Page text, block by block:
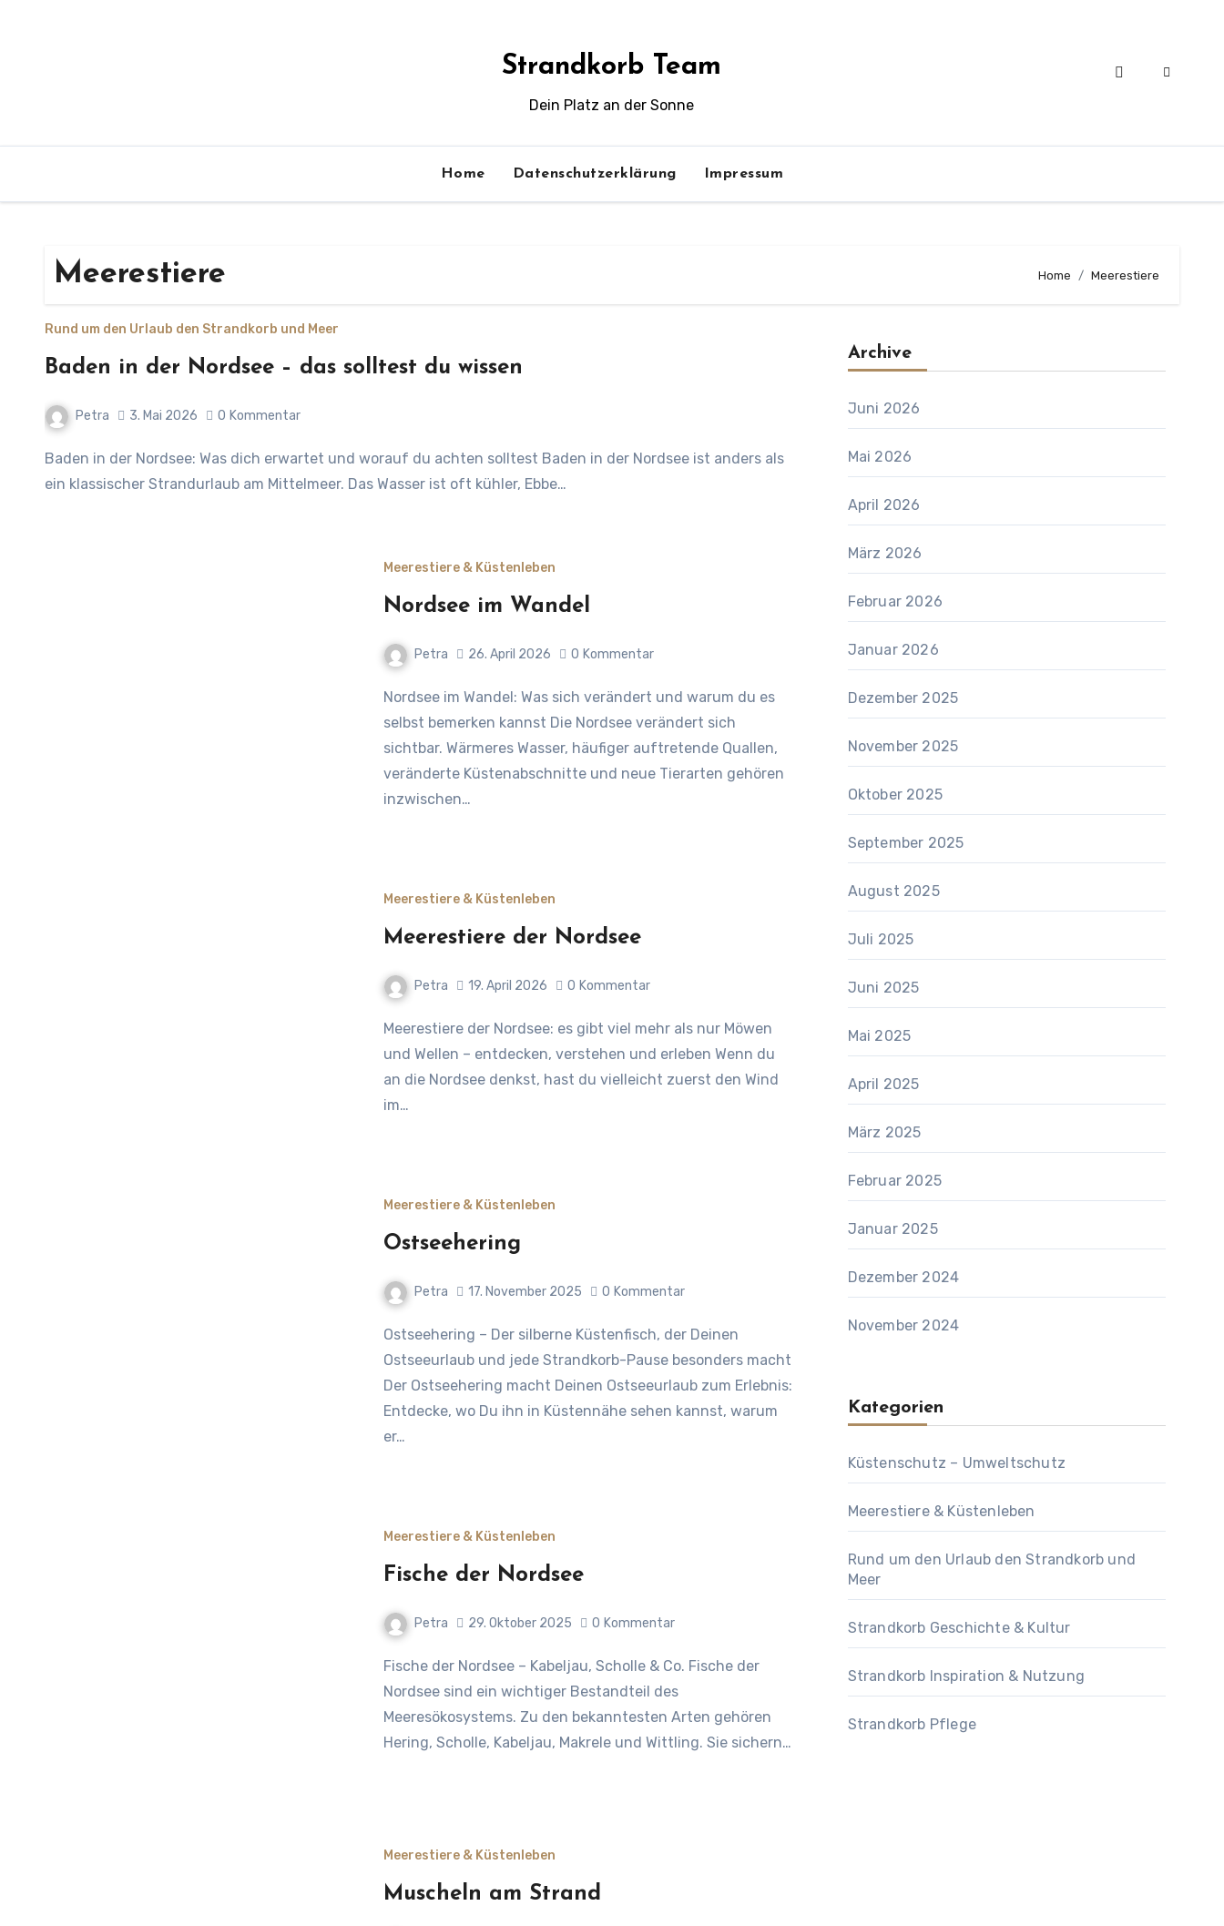
Strandkorb Team
Dein Platz an der Sonne
Home Datenschutzerklärung Impressum
Meerestiere Home Meerestiere
Rund um den Urlaub den Strandkorb und Meer
Baden in der Nordsee – das solltest du wissen
Petra 3. Mai 2026 0 Kommentar
Baden in der Nordsee: Was dich erwartet und worauf du achten solltest Baden in der Nordsee ist anders als
ein klassischer Strandurlaub am Mittelmeer. Das Wasser ist oft kühler, Ebbe…
Meerestiere & Küstenleben
Nordsee im Wandel
Petra 26. April 2026 0 Kommentar
Nordsee im Wandel: Was sich verändert und warum du es
selbst bemerken kannst Die Nordsee verändert sich
sichtbar. Wärmeres Wasser, häufiger auftretende Quallen,
veränderte Küstenabschnitte und neue Tierarten gehören
inzwischen…
Meerestiere & Küstenleben
Meerestiere der Nordsee
Petra 19. April 2026 0 Kommentar
Meerestiere der Nordsee: es gibt viel mehr als nur Möwen
und Wellen – entdecken, verstehen und erleben Wenn du
an die Nordsee denkst, hast du vielleicht zuerst den Wind
im…
Meerestiere & Küstenleben
Ostseehering
Petra 17. November 2025 0 Kommentar
Ostseehering – Der silberne Küstenfisch, der Deinen
Ostseeurlaub und jede Strandkorb-Pause besonders macht
Der Ostseehering macht Deinen Ostseeurlaub zum Erlebnis:
Entdecke, wo Du ihn in Küstennähe sehen kannst, warum
er…
Meerestiere & Küstenleben
Fische der Nordsee
Petra 29. Oktober 2025 0 Kommentar
Fische der Nordsee – Kabeljau, Scholle & Co. Fische der
Nordsee sind ein wichtiger Bestandteil des
Meeresökosystems. Zu den bekanntesten Arten gehören
Hering, Scholle, Kabeljau, Makrele und Wittling. Sie sichern…
Meerestiere & Küstenleben
Muscheln am Strand
Archive
Juni 2026
Mai 2026
April 2026
März 2026
Februar 2026
Januar 2026
Dezember 2025
November 2025
Oktober 2025
September 2025
August 2025
Juli 2025
Juni 2025
Mai 2025
April 2025
März 2025
Februar 2025
Januar 2025
Dezember 2024
November 2024
Kategorien
Küstenschutz – Umweltschutz
Meerestiere & Küstenleben
Rund um den Urlaub den Strandkorb und
Meer
Strandkorb Geschichte & Kultur
Strandkorb Inspiration & Nutzung
Strandkorb Pflege